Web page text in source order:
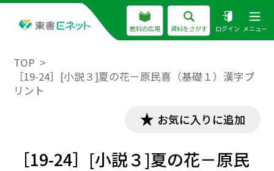
教科の広場 資料をさがす ログイン メニュー
TOP
［19-24］[小説３]夏の花－原民喜（基礎１）漢字プ
リント
お気に入りに追加
［19-24］[小説３]夏の花－原民